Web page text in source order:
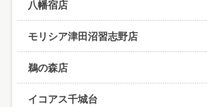
八幡宿店
モリシア津田沼習志野店
鵜の森店
イコアス千城台